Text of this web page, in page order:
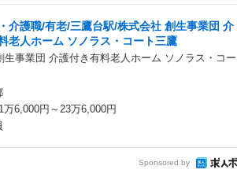
介護職/有老/三鷹台駅/株式会社 創生事業団 介
老人ホーム ソノラス・コート三鷹
生事業団 介護付き有料老人ホーム ソノラス・コー
万6,000円～23万6,000円
Sponsored by